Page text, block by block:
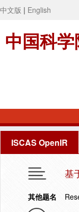
中文版 | English
中国科
ISCAS OpenIR
基
其他题名